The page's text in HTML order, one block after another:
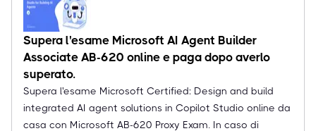
Supera l'esame Microsoft AI Agent Builder
Associate AB-620 online e paga dopo averlo
superato.
Supera l'esame Microsoft Certified: Design and build
integrated AI agent solutions in Copilot Studio online da
casa con Microsoft AB-620 Proxy Exam. In caso di